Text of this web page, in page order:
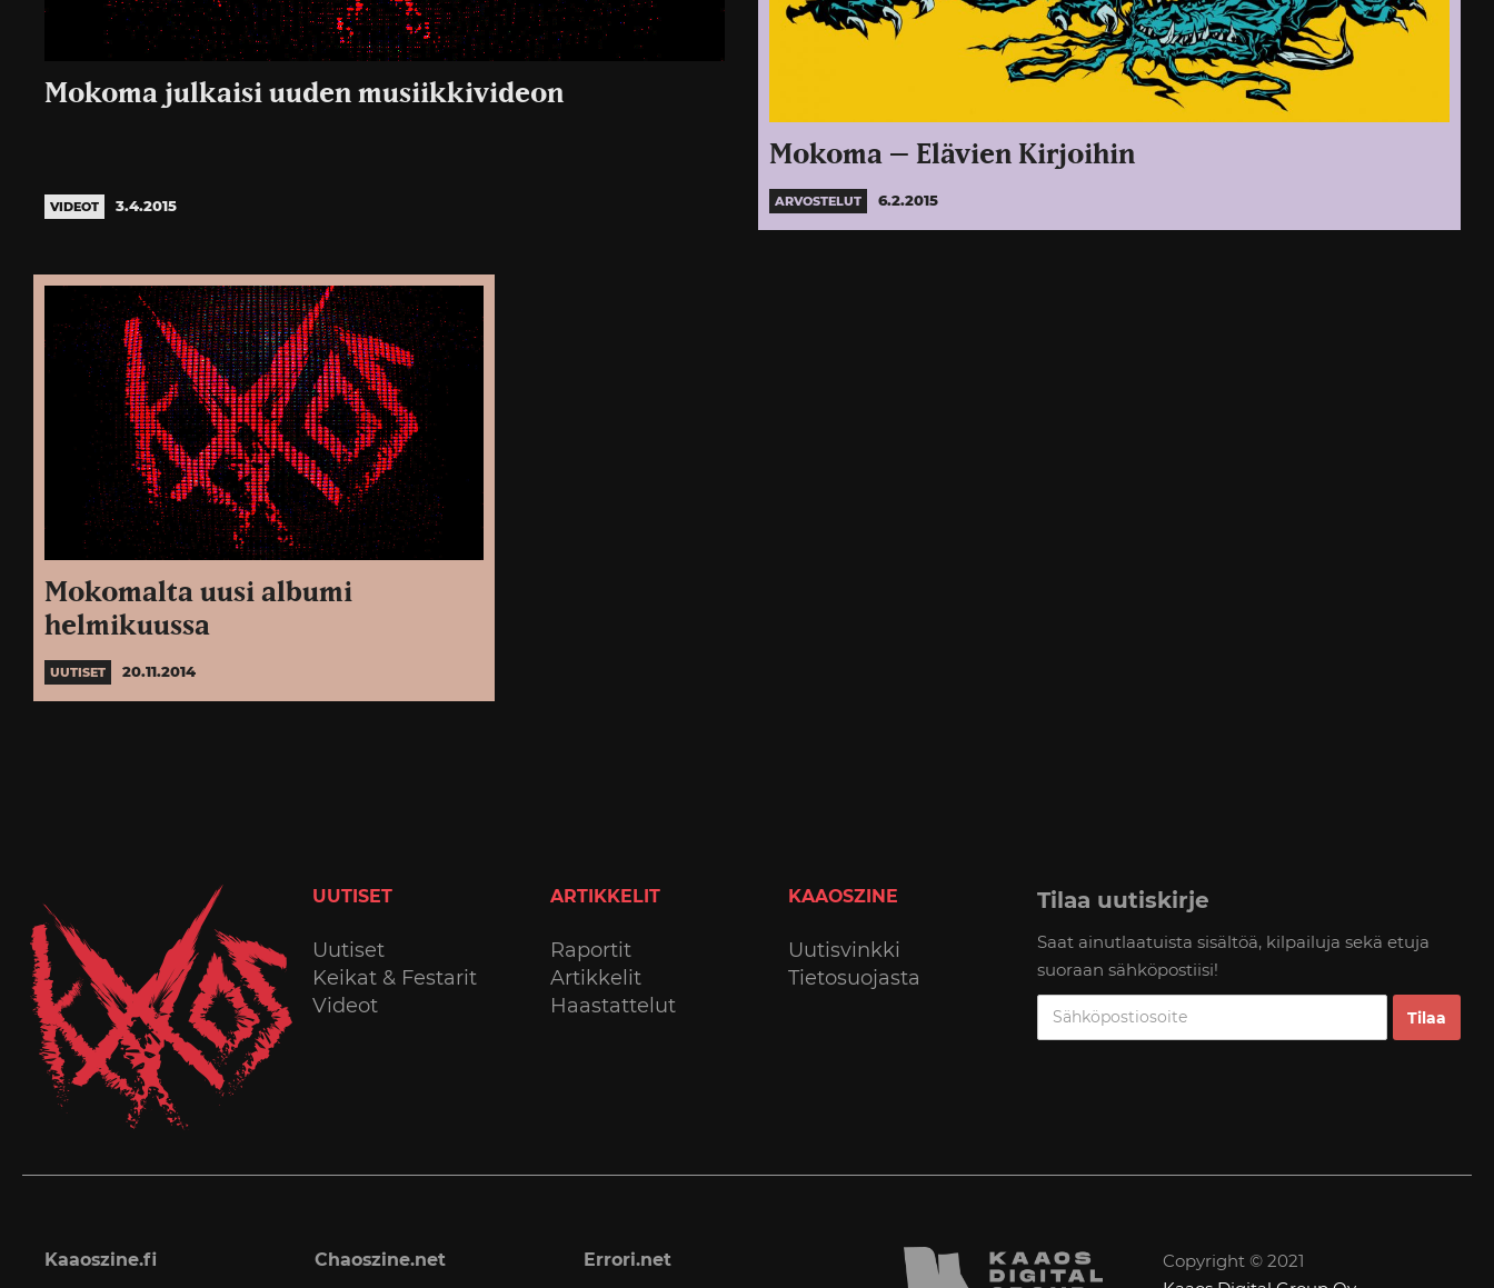
Mokoma julkaisi uuden musiikkivideon
VIDEOT 3.4.2015
Mokoma – Elävien Kirjoihin
ARVOSTELUT 6.2.2015
Mokomalta uusi albumi
helmikuussa
UUTISET 20.11.2014
UUTISET
Uutiset
Keikat & Festarit
Videot
ARTIKKELIT
Raportit
Artikkelit
Haastattelut
KAAOSZINE
Uutisvinkki
Tietosuojasta
Tilaa uutiskirje
Saat ainutlaatuista sisältöä, kilpailuja sekä etuja
suoraan sähköpostiisi!
Kaaoszine.fi Chaoszine.net Errori.net
Copyright © 2021